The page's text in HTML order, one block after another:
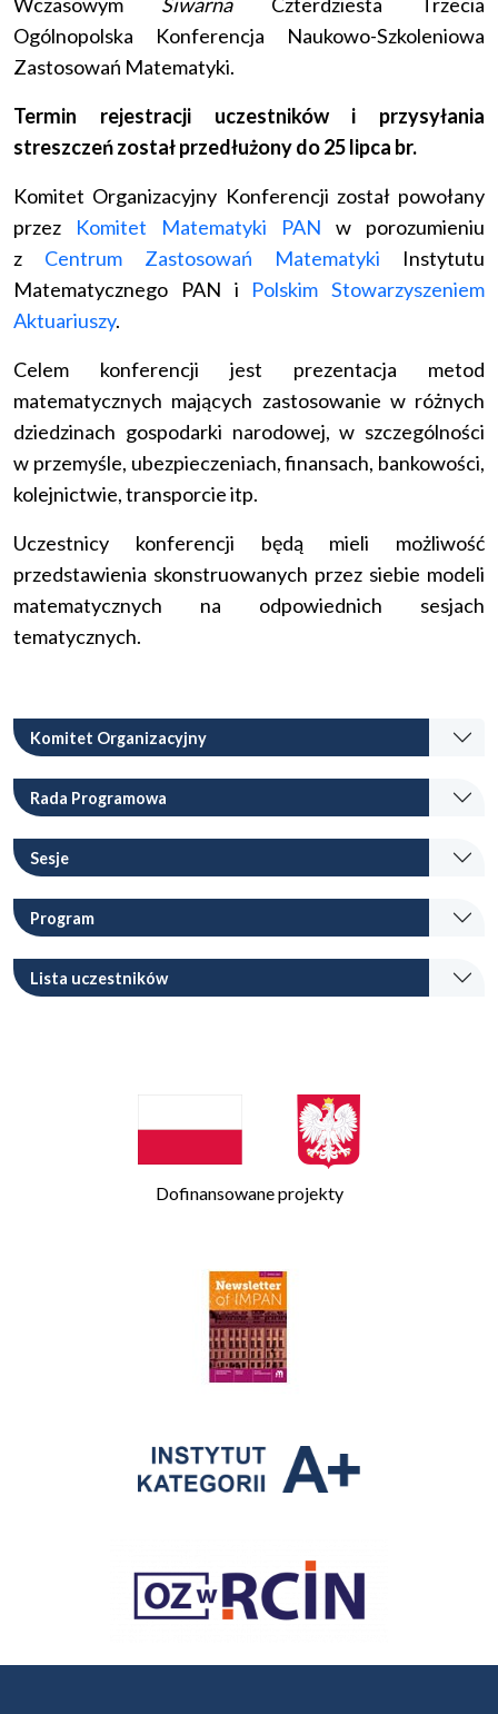
Wczasowym SiwarnaCzterdziesta Trzecia
Ogólnopolska Konferencja Naukowo-Szkoleniowa
Zastosowań Matematyki.
Termin rejestracji uczestników i przysyłania
streszczeń został przedłużony do 25 lipca br.
Komitet Organizacyjny Konferencji został powołany
przez Komitet Matematyki PAN w porozumieniu
z Centrum Zastosowań Matematyki Instytutu
Matematycznego PAN i Polskim Stowarzyszeniem
Aktuariuszy.
Celem konferencji jest prezentacja metod
matematycznych mających zastosowanie w różnych
dziedzinach gospodarki narodowej, w szczególności
w przemyśle, ubezpieczeniach, finansach, bankowości,
kolejnictwie, transporcie itp.
Uczestnicy konferencji będą mieli możliwość
przedstawienia skonstruowanych przez siebie modeli
matematycznych na odpowiednich sesjach
tematycznych.
Komitet Organizacyjny
Rada Programowa
Sesje
Program
Lista uczestników
Dofinansowane projekty